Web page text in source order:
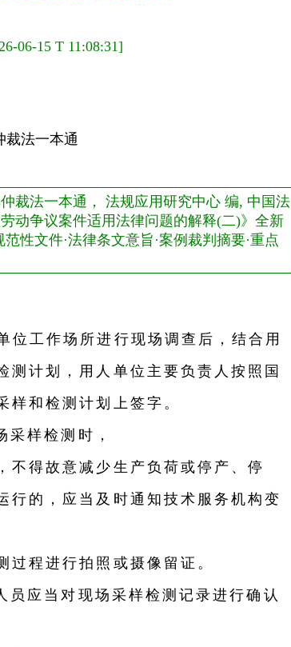
06-15 T 11:08:31]
裁法一本通
裁法一本通， 法规应用研究中心 编, 中国法
动争议案件适用法律问题的解释(二)》全新
性文件·法律条文意旨·案例裁判摘要·重点
工作场所进行现场调查后，结合用
测计划，用人单位主要负责人按照国
样和检测计划上签字。
样检测时，
不得故意减少生产负荷或停产、停
行的，应当及时通知技术服务机构变
程进行拍照或摄像留证。
应当对现场采样检测记录进行确认